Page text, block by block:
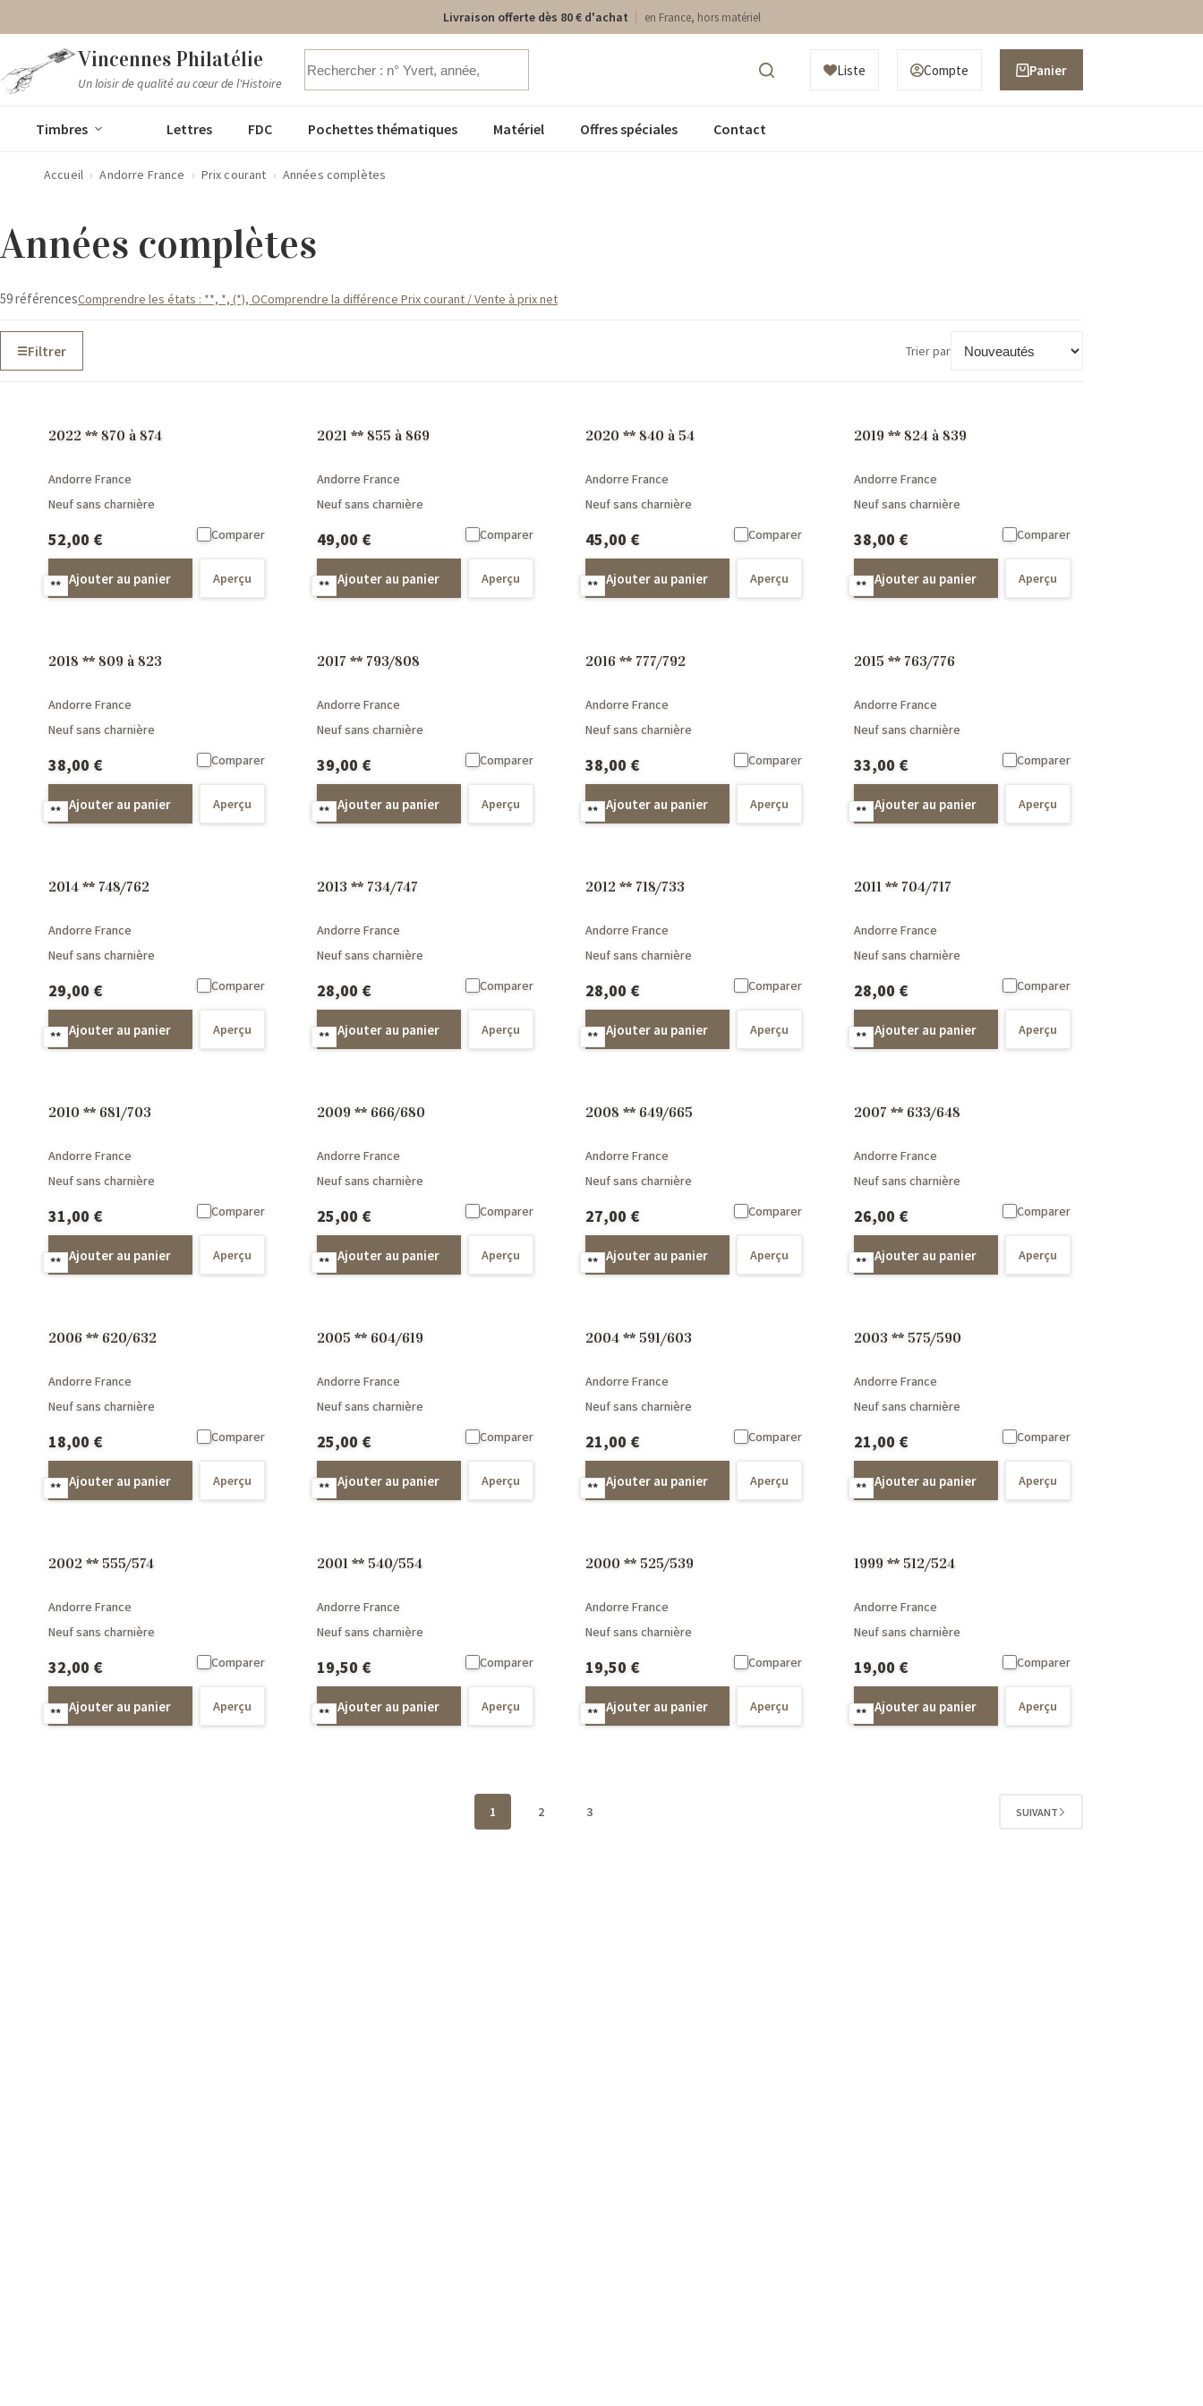
Livraison offerte dès 80 € d'achat en France, hors matériel
contenu
Vincennes Philatélie
Un loisir de qualité au cœur de l'Histoire
Liste Compte
Panier
d’achat
Timbres Lettres FDC Pochettes thématiques Matériel Offres spéciales Contact
Accueil › Andorre France › Prix courant › Années complètes
Années complètes
59 référencesComprendre les états : **, *, (*), OComprendre la différence Prix courant / Vente à prix net
☰Filtrer Trier par
2022 ** 870 à 874
**
Andorre France
Neuf sans charnière
52,00 €
Ajouter au panier
Comparer
Aperçu
2021 ** 855 à 869
**
Andorre France
Neuf sans charnière
49,00 €
Ajouter au panier
Comparer
Aperçu
2020 ** 840 à 54
**
Andorre France
Neuf sans charnière
45,00 €
Ajouter au panier
Comparer
Aperçu
2019 ** 824 à 839
**
Andorre France
Neuf sans charnière
38,00 €
Ajouter au panier
Comparer
Aperçu
2018 ** 809 à 823
**
Andorre France
Neuf sans charnière
38,00 €
Ajouter au panier
Comparer
Aperçu
2017 ** 793/808
**
Andorre France
Neuf sans charnière
39,00 €
Ajouter au panier
Comparer
Aperçu
2016 ** 777/792
**
Andorre France
Neuf sans charnière
38,00 €
Ajouter au panier
Comparer
Aperçu
2015 ** 763/776
**
Andorre France
Neuf sans charnière
33,00 €
Ajouter au panier
Comparer
Aperçu
2014 ** 748/762
**
Andorre France
Neuf sans charnière
29,00 €
Ajouter au panier
Comparer
Aperçu
2013 ** 734/747
**
Andorre France
Neuf sans charnière
28,00 €
Ajouter au panier
Comparer
Aperçu
2012 ** 718/733
**
Andorre France
Neuf sans charnière
28,00 €
Ajouter au panier
Comparer
Aperçu
2011 ** 704/717
**
Andorre France
Neuf sans charnière
28,00 €
Ajouter au panier
Comparer
Aperçu
2010 ** 681/703
**
Andorre France
Neuf sans charnière
31,00 €
Ajouter au panier
Comparer
Aperçu
2009 ** 666/680
**
Andorre France
Neuf sans charnière
25,00 €
Ajouter au panier
Comparer
Aperçu
2008 ** 649/665
**
Andorre France
Neuf sans charnière
27,00 €
Ajouter au panier
Comparer
Aperçu
2007 ** 633/648
**
Andorre France
Neuf sans charnière
26,00 €
Ajouter au panier
Comparer
Aperçu
2006 ** 620/632
**
Andorre France
Neuf sans charnière
18,00 €
Ajouter au panier
Comparer
Aperçu
2005 ** 604/619
**
Andorre France
Neuf sans charnière
25,00 €
Ajouter au panier
Comparer
Aperçu
2004 ** 591/603
**
Andorre France
Neuf sans charnière
21,00 €
Ajouter au panier
Comparer
Aperçu
2003 ** 575/590
**
Andorre France
Neuf sans charnière
21,00 €
Ajouter au panier
Comparer
Aperçu
2002 ** 555/574
**
Andorre France
Neuf sans charnière
32,00 €
Ajouter au panier
Comparer
Aperçu
2001 ** 540/554
**
Andorre France
Neuf sans charnière
19,50 €
Ajouter au panier
Comparer
Aperçu
2000 ** 525/539
**
Andorre France
Neuf sans charnière
19,50 €
Ajouter au panier
Comparer
Aperçu
1999 ** 512/524
**
Andorre France
Neuf sans charnière
19,00 €
Ajouter au panier
Comparer
Aperçu
1 2 3 SUIVANT